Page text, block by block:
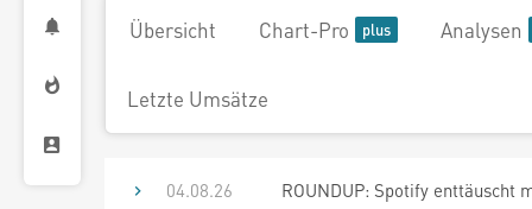
Übersicht Chart-Pro Analysen
Letzte Umsätze
04.08.26
ROUNDUP: Spotify enttäuscht